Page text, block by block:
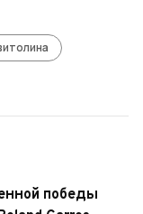
победы